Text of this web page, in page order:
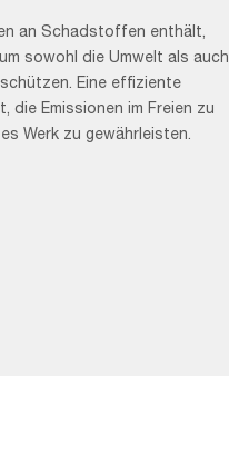
an Schadstoffen enthält,
sowohl die Umwelt als auch
Eine effiziente
die Emissionen im Freien zu
Werk zu gewährleisten.